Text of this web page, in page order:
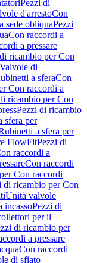
Pezzi di
d'arrestoCon
sede obliquaPezzi
Con raccordi a
a pressare
ricambio per Con
Valvole di
a sferaCon
Con raccordi a
ricambio per Con
Pezzi di ricambio
sfera per
a sfera per
FlowFitPezzi di
raccordi a
Con raccordi
Con raccordi
di ricambio per Con
Unità valvole
incassoPezzi di
per il
di ricambio per
a pressare
Con raccordi
di sfiato